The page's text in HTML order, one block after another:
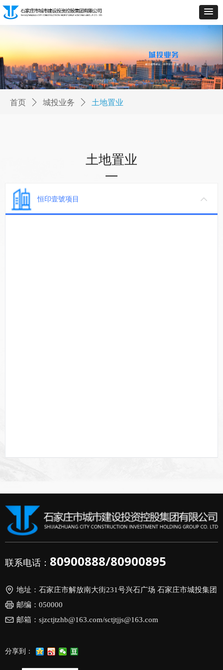
首页 ꄲ 城投业务 ꄲ 土地置业
土地置业
—
恒印壹號项目
地址： 石家庄市解放南大街231号兴石广场 石家庄市城投集团
邮编： 050000
邮箱： sjzctjtzhb@163.com/sctjtjjs@163.com
联系电话： 80900888/80900895
分享到：